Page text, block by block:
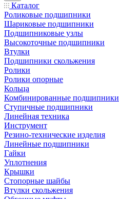
Каталог
Роликовые подшипники
Шариковые подшипники
Подшипниковые узлы
Высокоточные подшипники
Втулки
Подшипники скольжения
Ролики
Ролики опорные
Кольца
Комбинированные подшипники
Ступичные подшипники
Линейная техника
Инструмент
Резино-технические изделия
Линейные подшипники
Гайки
Уплотнения
Крышки
Стопорные шайбы
Втулки скольжения